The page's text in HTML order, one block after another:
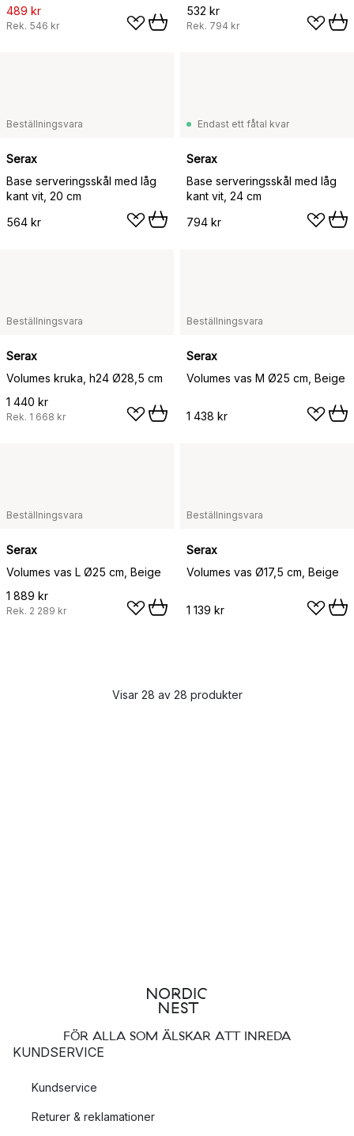
489 kr
Rek. 546 kr
532 kr
Rek. 794 kr
Beställningsvara
Serax
Base serveringsskål med låg
kant vit, 20 cm
564 kr
Endast ett fåtal kvar
Serax
Base serveringsskål med låg
kant vit, 24 cm
794 kr
Beställningsvara
Serax
Volumes kruka, h24 Ø28,5 cm
1 440 kr
Rek. 1 668 kr
Beställningsvara
Serax
Volumes vas M Ø25 cm, Beige
1 438 kr
Beställningsvara
Serax
Volumes vas L Ø25 cm, Beige
1 889 kr
Rek. 2 289 kr
Beställningsvara
Serax
Volumes vas Ø17,5 cm, Beige
1 139 kr
Visar 28 av 28 produkter
FÖR ALLA SOM ÄLSKAR ATT INREDA
KUNDSERVICE
Kundservice
Returer & reklamationer